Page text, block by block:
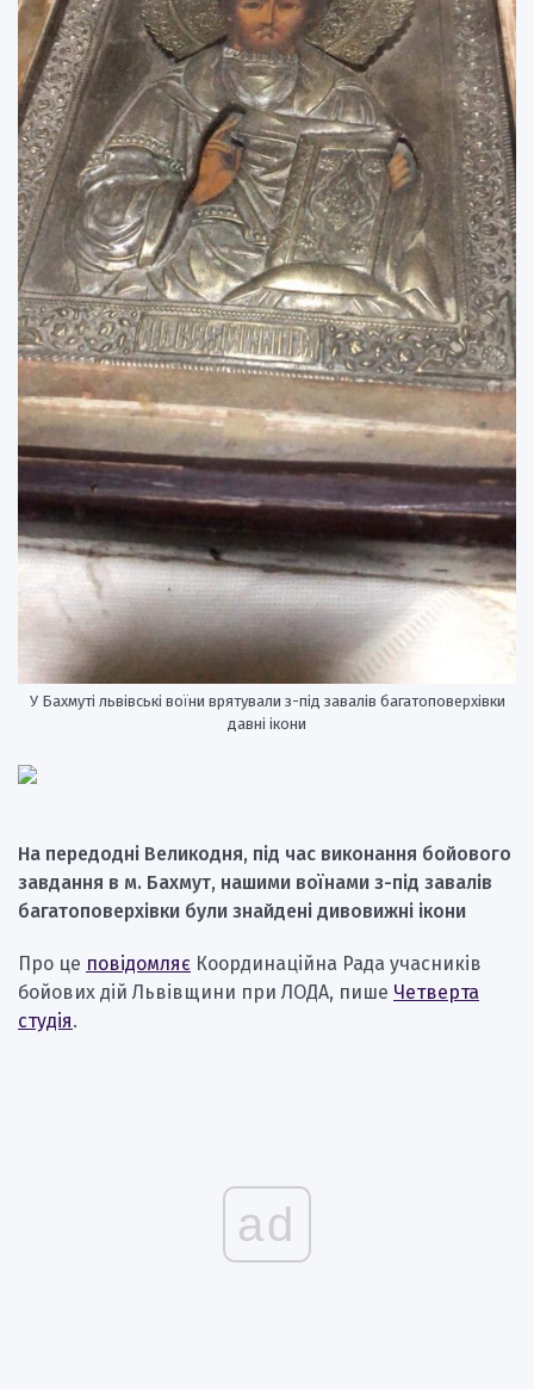
У Бахмуті львівські воїни врятували з-під завалів багатоповерхівки
давні ікони
На передодні Великодня, під час виконання бойового
завдання в м. Бахмут, нашими воїнами з-під завалів
багатоповерхівки були знайдені дивовижні ікони
Про це повідомляє Координаційна Рада учасників
бойових дій Львівщини при ЛОДА, пише Четверта
студія.
ad